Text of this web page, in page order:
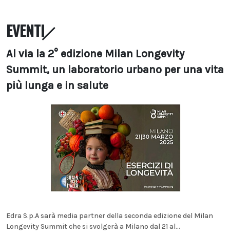
EVENTI
Al via la 2° edizione Milan Longevity
Summit, un laboratorio urbano per una vita
più lunga e in salute
Edra S.p.A sarà media partner della seconda edizione del Milan
Longevity Summit che si svolgerà a Milano dal 21 al...